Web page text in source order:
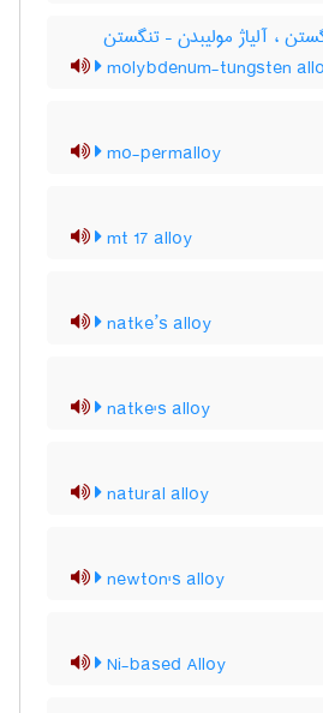
، آلیاژ مولیبدن – تنگستن
molybdenum-tungsten
mo-permalloy
mt 17 alloy
natke’s alloy
natke's alloy
natural alloy
newton's alloy
Ni-based Alloy